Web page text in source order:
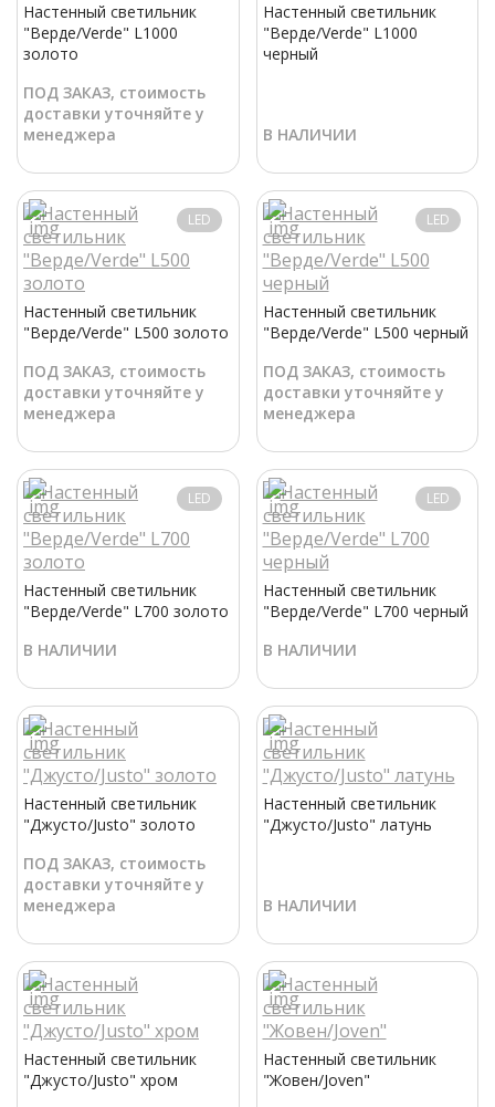
Настенный светильник
"Верде/Verde" L1000
золото
ПОД ЗАКАЗ, стоимость
доставки уточняйте у
менеджера
Настенный светильник
"Верде/Verde" L1000
черный
В НАЛИЧИИ
LED
Настенный светильник
"Верде/Verde" L500 золото
ПОД ЗАКАЗ, стоимость
доставки уточняйте у
менеджера
LED
Настенный светильник
"Верде/Verde" L500 черный
ПОД ЗАКАЗ, стоимость
доставки уточняйте у
менеджера
LED
Настенный светильник
"Верде/Verde" L700 золото
В НАЛИЧИИ
LED
Настенный светильник
"Верде/Verde" L700 черный
В НАЛИЧИИ
Настенный светильник
"Джусто/Justo" золото
ПОД ЗАКАЗ, стоимость
доставки уточняйте у
менеджера
Настенный светильник
"Джусто/Justo" латунь
В НАЛИЧИИ
Настенный светильник
"Джусто/Justo" хром
Настенный светильник
"Жовен/Joven"